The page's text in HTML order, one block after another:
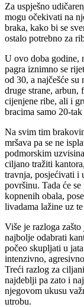
Za uspješno
mogu očekivati na
braka, kako bi se
ostalo potrebno za
U ovo doba godine,
pagra iznimno se
od 30, a najčešće
druge strane, arbun,
cijenjene ribe, ali i
bracima samo 20-
Na svim tim
mršava pa se ne
podmorskim
ciljano tražiti
travnja, posjećivati i
površinu. Tada će
kopnenih obala,
livadama lažine uz
Više je razloga
najbolje odabrati
počeo skupljati u
intenzivno,
Treći razlog za
najdeblji pa zato i
njegovom ukusu
utrobu.